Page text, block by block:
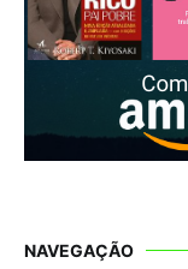
NAVEGAÇÃO